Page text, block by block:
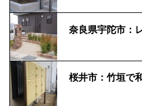
桜井市：竹垣で